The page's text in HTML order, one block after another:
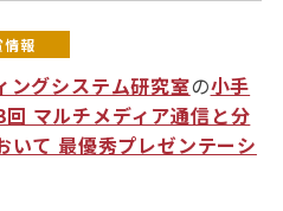
情報
ングシステム研究室の小手
マルチメディア通信と分
いて 最優秀プレゼンテーシ